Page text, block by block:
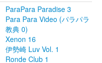
ParaPara Paradise 3
Para Para Video (パラパラ
教典 0)
Xenon 16
伊勢崎 Luv Vol. 1
Ronde Club 1